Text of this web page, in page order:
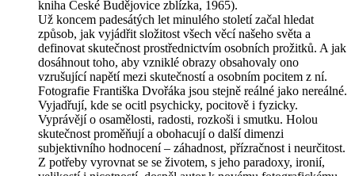
kniha České Budějovice zblízka, 1965).
Už koncem padesátých let minulého století začal hledat
způsob, jak vyjádřit složitost všech věcí našeho světa a
definovat skutečnost prostřednictvím osobních prožitků. A jak
dosáhnout toho, aby vzniklé obrazy obsahovaly ono
vzrušující napětí mezi skutečností a osobním pocitem z ní.
Fotografie Františka Dvořáka jsou stejně reálné jako nereálné.
Vyjadřují, kde se ocitl psychicky, pocitově i fyzicky.
Vyprávějí o osamělosti, radosti, rozkoši i smutku. Holou
skutečnost proměňují a obohacují o další dimenzi
subjektivního hodnocení – záhadnost, přízračnost i neurčitost.
Z potřeby vyrovnat se se životem, s jeho paradoxy, ironií,